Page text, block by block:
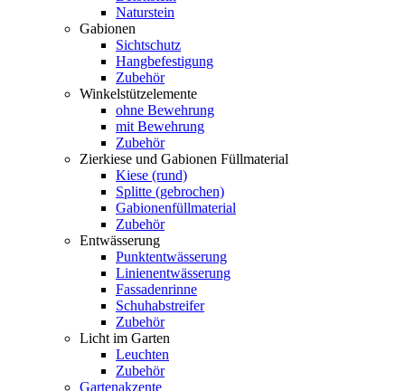
Naturstein
Gabionen
Sichtschutz
Hangbefestigung
Zubehör
Winkelstützelemente
ohne Bewehrung
mit Bewehrung
Zubehör
Zierkiese und Gabionen Füllmaterial
Kiese (rund)
Splitte (gebrochen)
Gabionenfüllmaterial
Zubehör
Entwässerung
Punktentwässerung
Linienentwässerung
Fassadenrinne
Schuhabstreifer
Zubehör
Licht im Garten
Leuchten
Zubehör
Gartenakzente